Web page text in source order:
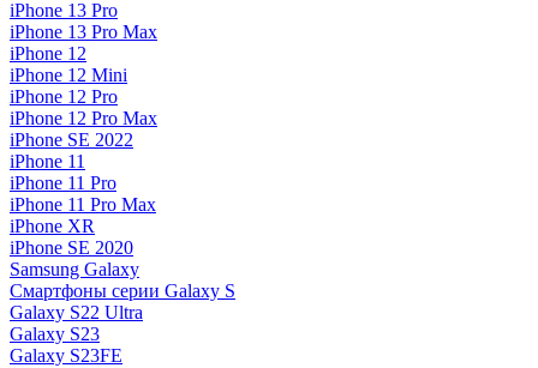
iPhone 13 Pro
iPhone 13 Pro Max
iPhone 12
iPhone 12 Mini
iPhone 12 Pro
iPhone 12 Pro Max
iPhone SE 2022
iPhone 11
iPhone 11 Pro
iPhone 11 Pro Max
iPhone XR
iPhone SE 2020
Samsung Galaxy
Смартфоны серии Galaxy S
Galaxy S22 Ultra
Galaxy S23
Galaxy S23FE